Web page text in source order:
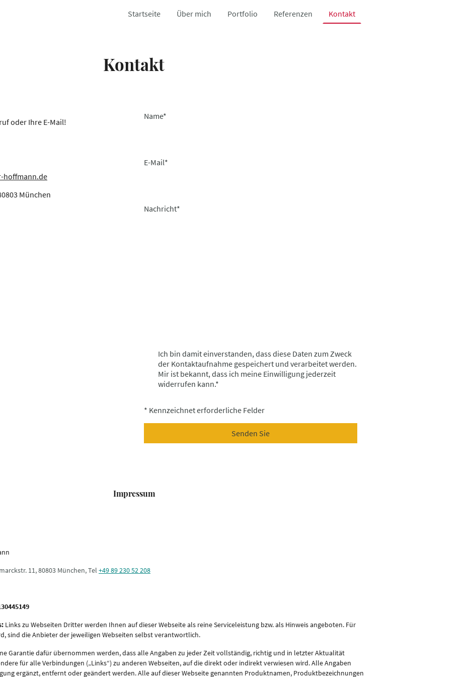
Startseite Über mich Portfolio Referenzen Kontakt
Kontakt
oder Ihre E-Mail!
hoffmann.de
München
Name*
E-Mail*
Nachricht*
Ich bin damit einverstanden, dass diese Daten zum Zweck
der Kontaktaufnahme gespeichert und verarbeitet werden.
Mir ist bekannt, dass ich meine Einwilligung jederzeit
widerrufen kann.*
* Kennzeichnet erforderliche Felder
Senden Sie
Impressum
11, 80803 München, Tel +49 89 230 52 208
Links zu Webseiten Dritter werden Ihnen auf dieser Webseite als reine Serviceleistung bzw. als Hinweis angeboten. Für
sind die Anbieter der jeweiligen Webseiten selbst verantwortlich.
Garantie dafür übernommen werden, dass alle Angaben zu jeder Zeit vollständig, richtig und in letzter Aktualität
für alle Verbindungen („Links“) zu anderen Webseiten, auf die direkt oder indirekt verwiesen wird. Alle Angaben
ergänzt, entfernt oder geändert werden. Alle auf dieser Webseite genannten Produktnamen, Produktbezeichnungen